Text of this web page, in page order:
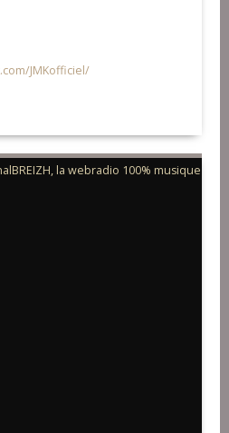
JMKofficiel/
la webradio 100% musique